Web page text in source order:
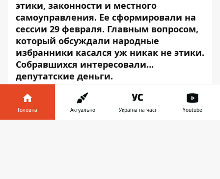
этики, законности и местного
самоуправления. Ее сформировали на
сессии 29 февраля. Главным вопросом,
который обсуждали народные
избранники касался уж никак не этики.
Собравшихся интересовали…
депутатские деньги.
И хотя городской голова Борис Филатов
как-то в ФБ весьма иронично отзывался
об этой комиссии, ее члены готовы
Головна Актуально Україна на часі Youtube